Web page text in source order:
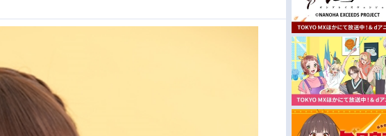
アニメ映画一覧 今期アニメ曜日別一覧